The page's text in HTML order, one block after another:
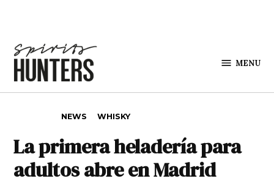
MENU
NEWS WHISKY
La primera heladería para
adultos abre en Madrid